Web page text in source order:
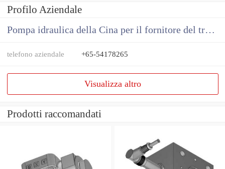
Profilo Aziendale
Pompa idraulica della Cina per il fornitore del trattore
telefono aziendale +65-54178265
Visualizza altro
Prodotti raccomandati